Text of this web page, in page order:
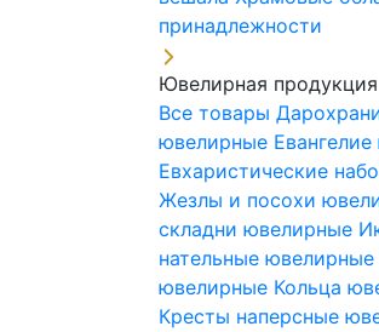
принадлежности
Ювелирная продукция
Все товары
ювелирные
Евхаристические
Жезлы и посохи
складни ювелирные
нательные ювелирные
ювелирные Кольца
Кресты наперсные